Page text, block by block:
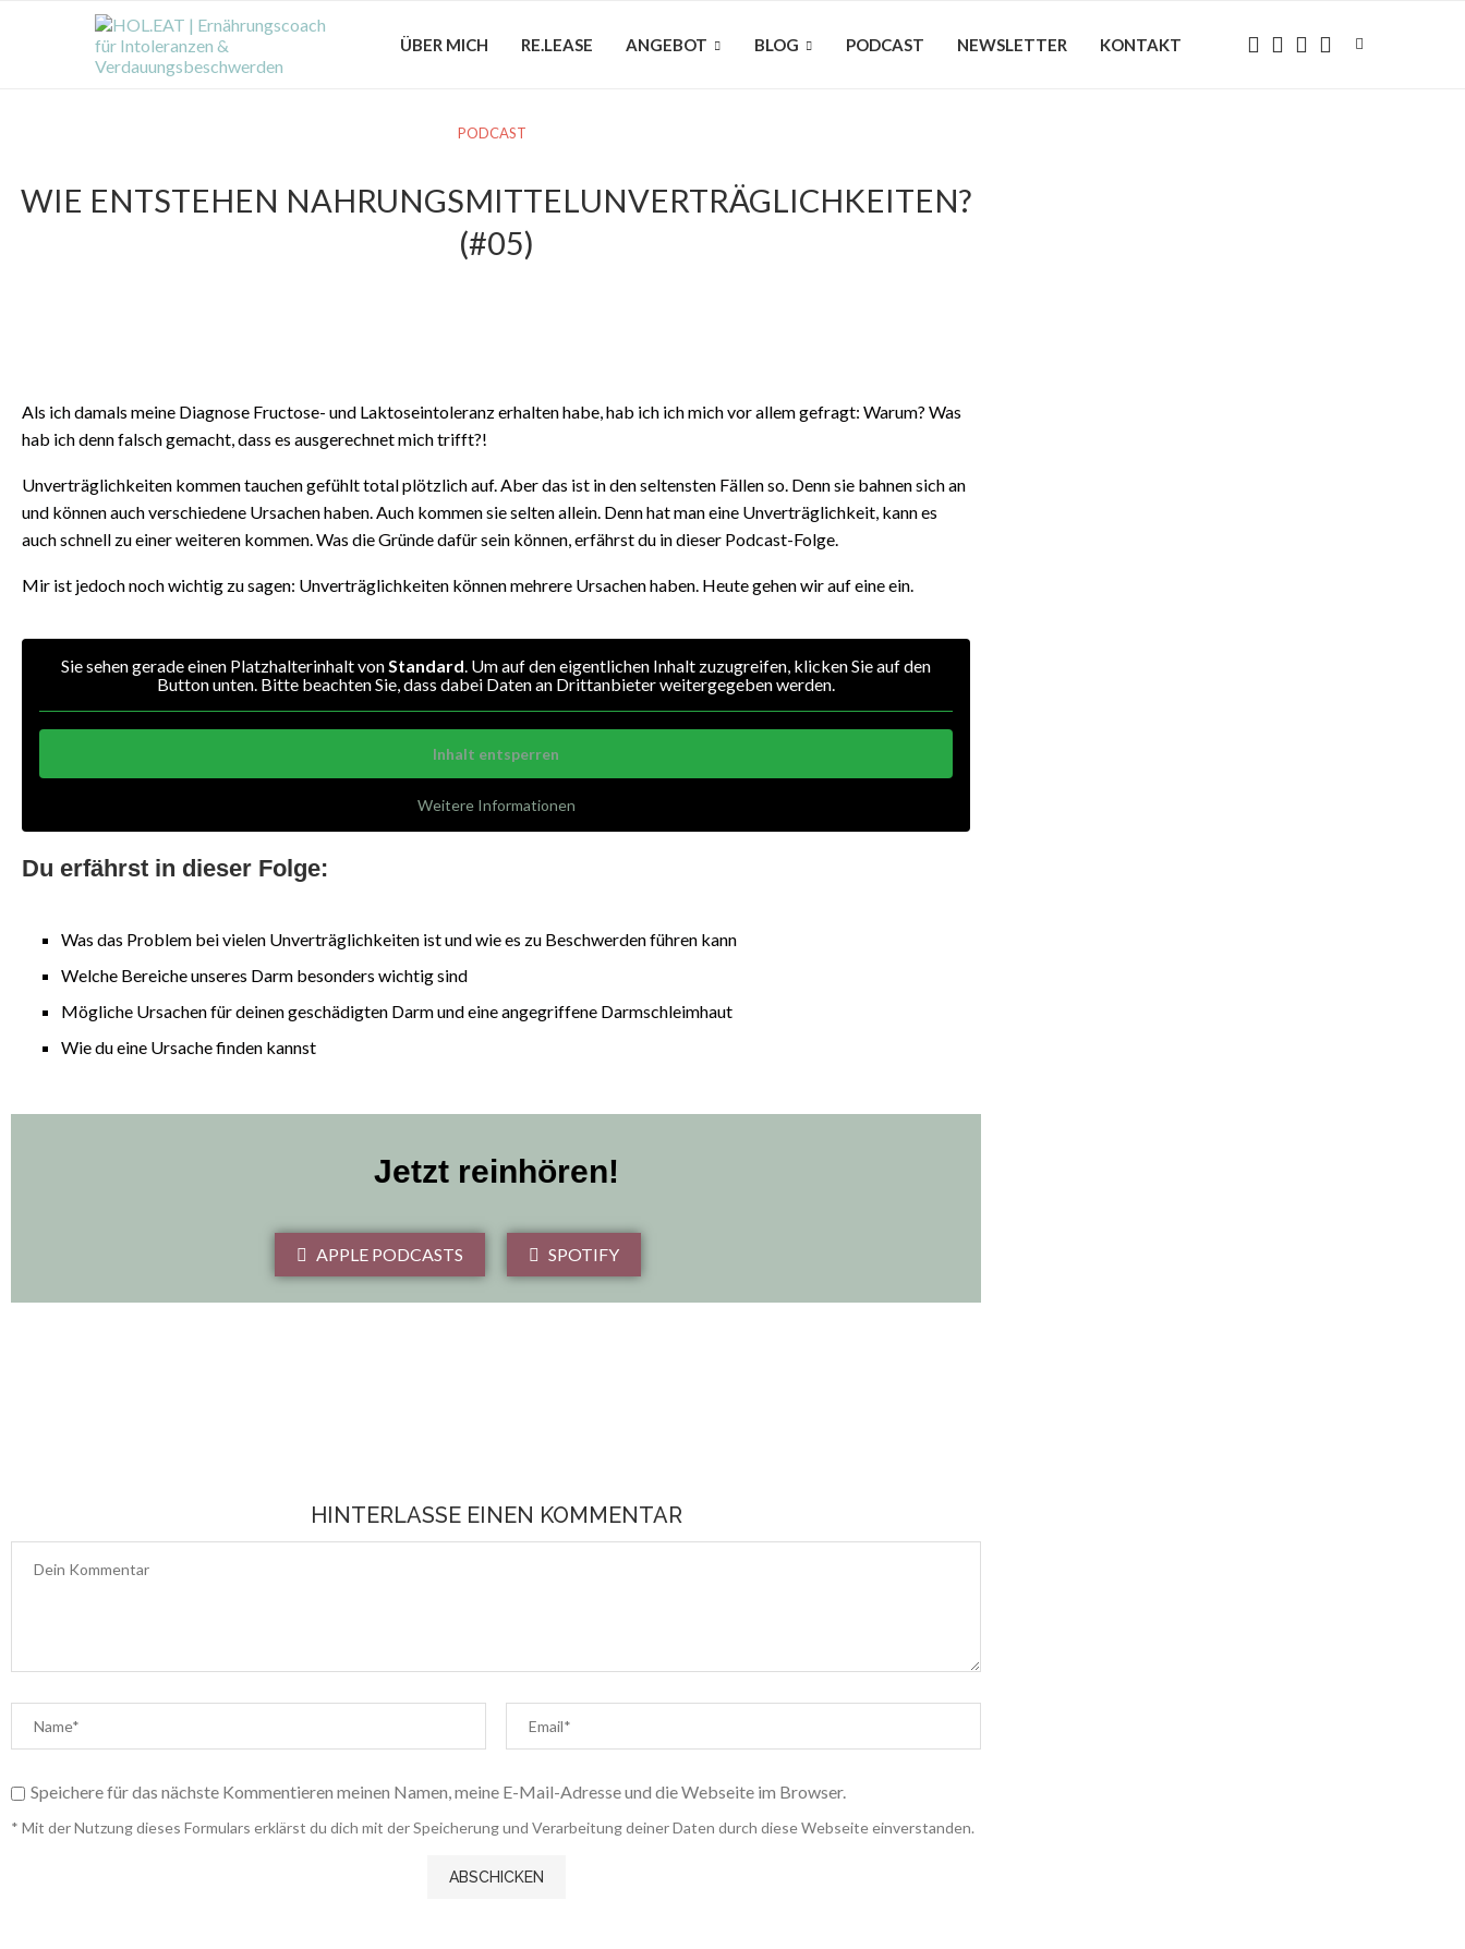
ÜBER MICH RE.LEASE ANGEBOT BLOG PODCAST NEWSLETTER KONTAKT
PODCAST
WIE ENTSTEHEN NAHRUNGSMITTELUNVERTRÄGLICHKEITEN?
(#05)
Als ich damals meine Diagnose Fructose- und Laktoseintoleranz erhalten habe, hab ich ich mich vor allem gefragt: Warum? Was
hab ich denn falsch gemacht, dass es ausgerechnet mich trifft?!
Unverträglichkeiten kommen tauchen gefühlt total plötzlich auf. Aber das ist in den seltensten Fällen so. Denn sie bahnen sich an
und können auch verschiedene Ursachen haben. Auch kommen sie selten allein. Denn hat man eine Unverträglichkeit, kann es
auch schnell zu einer weiteren kommen. Was die Gründe dafür sein können, erfährst du in dieser Podcast-Folge.
Mir ist jedoch noch wichtig zu sagen: Unverträglichkeiten können mehrere Ursachen haben. Heute gehen wir auf eine ein.
Sie sehen gerade einen Platzhalterinhalt vonStandard. Um auf den eigentlichen Inhalt zuzugreifen, klicken Sie auf den
Button unten. Bitte beachten Sie, dass dabei Daten an Drittanbieter weitergegeben werden.
Inhalt entsperren
Weitere Informationen
Du erfährst in dieser Folge:
Was das Problem bei vielen Unverträglichkeiten ist und wie es zu Beschwerden führen kann
Welche Bereiche unseres Darm besonders wichtig sind
Mögliche Ursachen für deinen geschädigten Darm und eine angegriffene Darmschleimhaut
Wie du eine Ursache finden kannst
Jetzt reinhören!
APPLE PODCASTS SPOTIFY
HINTERLASSE EINEN KOMMENTAR
Speichere für das nächste Kommentieren meinen Namen, meine E-Mail-Adresse und die Webseite im Browser.
* Mit der Nutzung dieses Formulars erklärst du dich mit der Speicherung und Verarbeitung deiner Daten durch diese Webseite einverstanden.